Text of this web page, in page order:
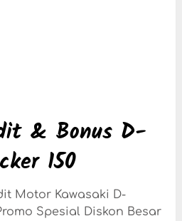
& Bonus D-
150
Motor Kawasaki D-
Spesial Diskon Besar